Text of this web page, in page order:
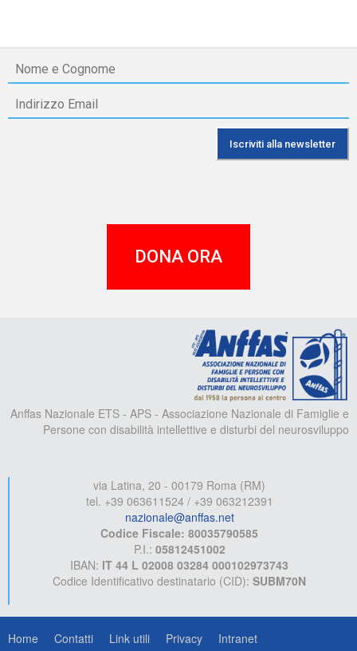
DONA ORA
Anffas Nazionale ETS - APS - Associazione Nazionale di Famiglie e
Persone con disabilità intellettive e disturbi del neurosviluppo
via Latina, 20 - 00179 Roma (RM)
tel. +39 063611524 / +39 063212391
nazionale@anffas.net
Codice Fiscale: 80035790585
P.I.: 05812451002
IBAN: IT 44 L 02008 03284 000102973743
Codice Identificativo destinatario (CID): SUBM70N
Home Contatti Link utili Privacy Intranet